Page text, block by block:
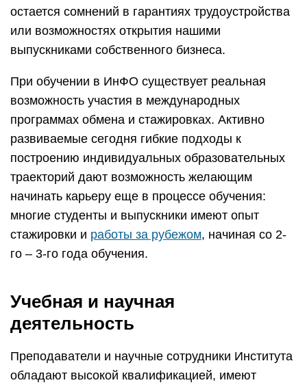
остается сомнений в гарантиях трудоустройства
или возможностях открытия нашими
выпускниками собственного бизнеса.
При обучении в ИнФО существует реальная
возможность участия в международных
программах обмена и стажировках. Активно
развиваемые сегодня гибкие подходы к
построению индивидуальных образовательных
траекторий дают возможность желающим
начинать карьеру еще в процессе обучения:
многие студенты и выпускники имеют опыт
стажировки и работы за рубежом, начиная со 2-
го – 3-го года обучения.
Учебная и научная
деятельность
Преподаватели и научные сотрудники Института
обладают высокой квалификацией, имеют